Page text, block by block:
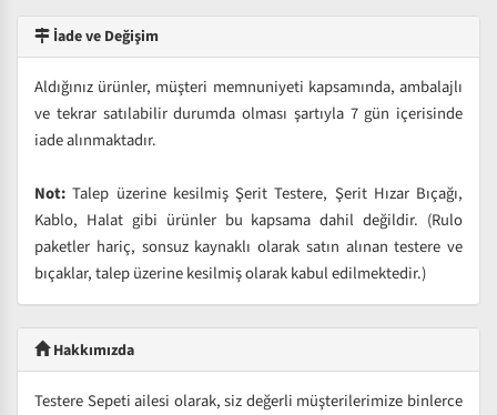
İade ve Değişim
Aldığınız ürünler, müşteri memnuniyeti kapsamında, ambalajlı
ve tekrar satılabilir durumda olması şartıyla 7 gün içerisinde
iade alınmaktadır.
Not: Talep üzerine kesilmiş Şerit Testere, Şerit Hızar Bıçağı,
Kablo, Halat gibi ürünler bu kapsama dahil değildir. (Rulo
paketler hariç, sonsuz kaynaklı olarak satın alınan testere ve
bıçaklar, talep üzerine kesilmiş olarak kabul edilmektedir.)
Hakkımızda
Testere Sepeti ailesi olarak, siz değerli müşterilerimize binlerce